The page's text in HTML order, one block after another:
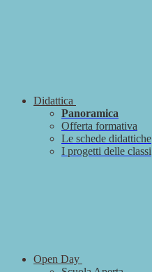
Didattica
Panoramica
Offerta formativa
Le schede didattiche
I progetti delle classi
Open Day